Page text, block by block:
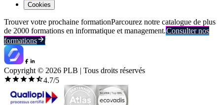
Cookies
Trouver votre prochaine formationParcourez notre catalogue de plus
de 2000 formations en informatique et management.Consulter nos
formations
Copyright © 2026 PLB | Tous droits réservés
4.7/5